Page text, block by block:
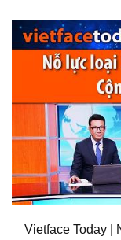
Vietface Today |